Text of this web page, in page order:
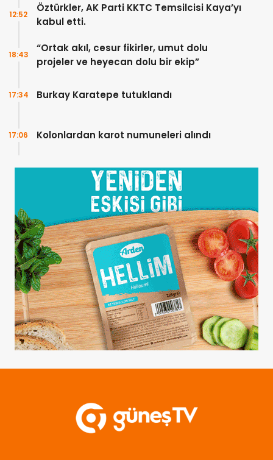
Öztürkler, AK Parti KKTC Temsilcisi Kaya’yı
kabul etti.
12:52
“Ortak akıl, cesur fikirler, umut dolu
projeler ve heyecan dolu bir ekip”
18:43
Burkay Karatepe tutuklandı
17:34
Kolonlardan karot numuneleri alındı
17:06